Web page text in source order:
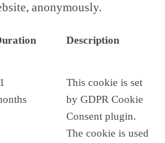
anonymously.
Description
This cookie is set
by GDPR Cookie
Consent plugin.
The cookie is used